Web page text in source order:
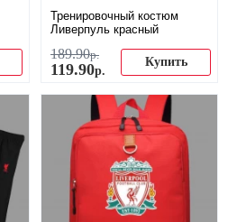
Тренировочный костюм
Ливерпуль красный
189.90р.
119.90р.
Купить